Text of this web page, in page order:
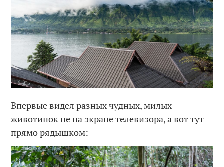
Впервые видел разных чудных, милых
животинок не на экране телевизора, а вот тут
прямо рядышком: